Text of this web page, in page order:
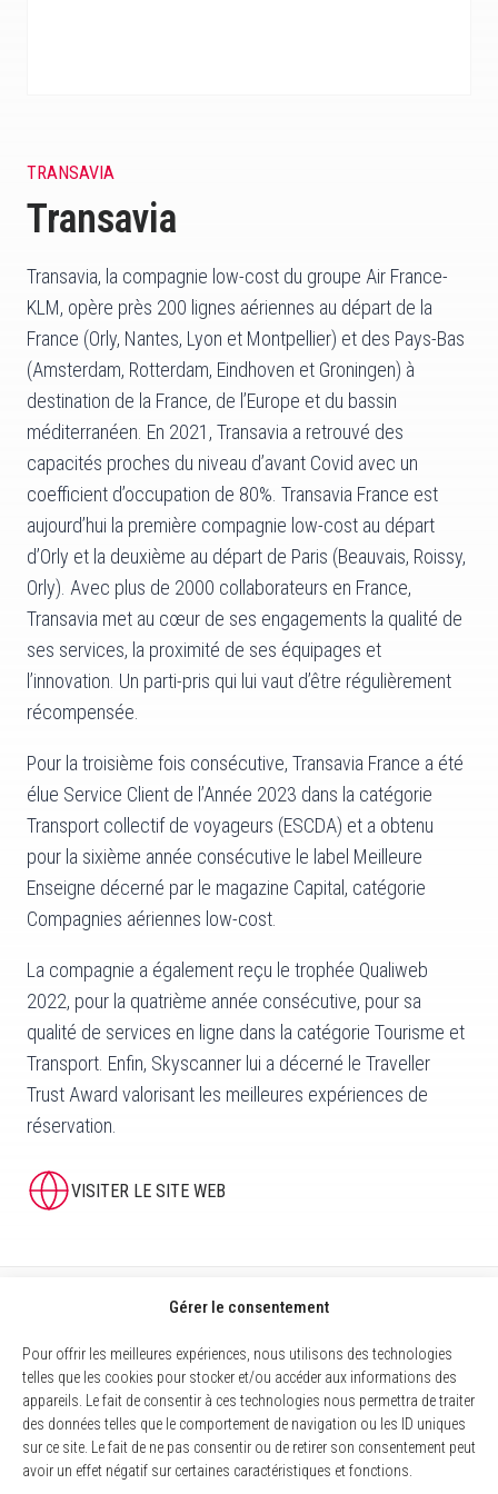
Gérer le consentement
Pour offrir les meilleures expériences, nous utilisons des technologies
telles que les cookies pour stocker et/ou accéder aux informations des
appareils. Le fait de consentir à ces technologies nous permettra de traiter
des données telles que le comportement de navigation ou les ID uniques
sur ce site. Le fait de ne pas consentir ou de retirer son consentement peut
avoir un effet négatif sur certaines caractéristiques et fonctions.
TRANSAVIA
Transavia
Transavia, la compagnie low-cost du groupe Air France-
KLM, opère près 200 lignes aériennes au départ de la
France (Orly, Nantes, Lyon et Montpellier) et des Pays-Bas
(Amsterdam, Rotterdam, Eindhoven et Groningen) à
destination de la France, de l’Europe et du bassin
méditerranéen. En 2021, Transavia a retrouvé des
capacités proches du niveau d’avant Covid avec un
coefficient d’occupation de 80%. Transavia France est
aujourd’hui la première compagnie low-cost au départ
d’Orly et la deuxième au départ de Paris (Beauvais, Roissy,
Orly). Avec plus de 2000 collaborateurs en France,
Transavia met au cœur de ses engagements la qualité de
ses services, la proximité de ses équipages et
l’innovation. Un parti-pris qui lui vaut d’être régulièrement
récompensée.
Pour la troisième fois consécutive, Transavia France a été
élue Service Client de l’Année 2023 dans la catégorie
Transport collectif de voyageurs (ESCDA) et a obtenu
pour la sixième année consécutive le label Meilleure
Enseigne décerné par le magazine Capital, catégorie
Compagnies aériennes low-cost.
La compagnie a également reçu le trophée Qualiweb
2022, pour la quatrième année consécutive, pour sa
qualité de services en ligne dans la catégorie Tourisme et
Transport. Enfin, Skyscanner lui a décerné le Traveller
Trust Award valorisant les meilleures expériences de
réservation.
VISITER LE SITE WEB